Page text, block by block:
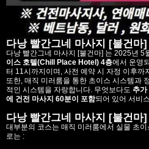
다낭 빨간그네 마사지 [불건마
다낭 빨간그네 마사지 [불건마] 는 2025년 5
이스 호텔(Chill Place Hotel) 4층에서 운영
터 11시까지이며, 사전 예약 시 자정 이후까
또한, 매직 미러룸을 통한 초이스 시스템과
적인 시스템을 자랑합니다. 무엇보다도 추가
에 건전 마사지 60분이 포함되어 있어 서비
다낭 빨간그네 마사지 [불건마
대부분의 코스는 매직 미러룸에서 실물 초
로는 :